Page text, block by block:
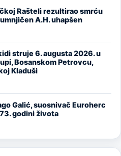
Rašteli rezultirao smrću
A.H. uhapšen
struje 6. augusta 2026. u
Bosanskom Petrovcu,
Kladuši
Galić, suosnivač Euroherc
godini života